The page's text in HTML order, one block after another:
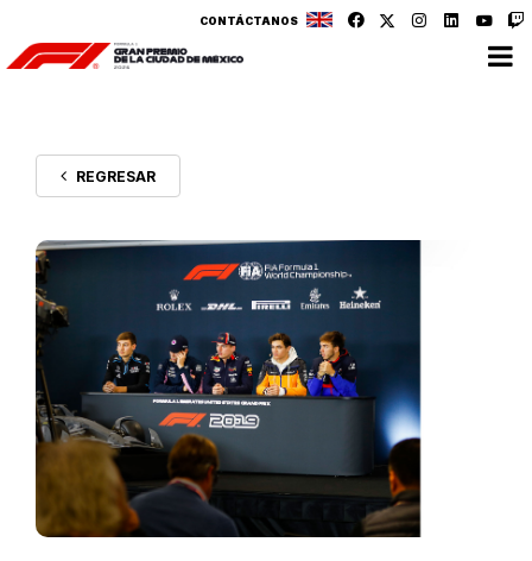
CONTÁCTANOS
REGRESAR